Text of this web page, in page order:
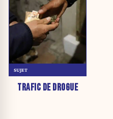
TRAFIC DE DROGUE
SUJET